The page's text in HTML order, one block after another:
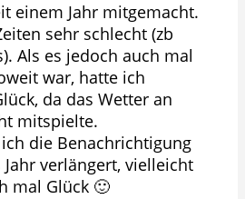
einem Jahr mitgemacht.
sehr schlecht (zb
Als es jedoch auch mal
war, hatte ich
da das Wetter an
mitspielte.
die Benachrichtigung
verlängert, vielleicht
mal Glück 🙂